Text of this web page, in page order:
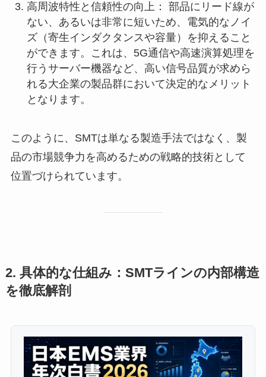
高周波特性と信頼性の向上： 部品にリード線が
ない、あるいは非常に短いため、電気的なノイ
ズ（寄生インダクタンスや容量）を抑えること
ができます。これは、5G通信や高速演算処理を
行うサーバー機器など、高い信号品質が求めら
れる大企業の製品群において決定的なメリット
となります。
このように、SMTは単なる製造手法ではなく、製
品の市場競争力を高めるための戦略的技術として
位置づけられています。
2. 具体的な仕組み：SMTラインの内部構造
を徹底解剖